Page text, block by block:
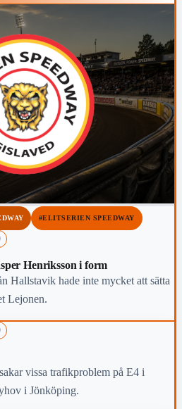
#ELITSERIEN SPEEDWAY
Henriksson i form
Hallstavik hade inte mycket att sätta
Lejonen.
vissa trafikproblem på E4 i
i Jönköping.